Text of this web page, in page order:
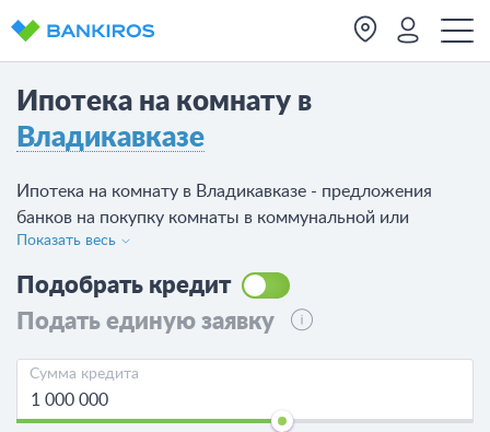
Ипотека на комнату в
Владикавказе
Ипотека на комнату в Владикавказе - предложения
банков на покупку комнаты в коммунальной или
обычной квартире. Сравните 34 предложения от 14
банков. Сравните все предложения, рассчитайте
переплату калькулятором и оформите ипотечный
кредит на комнату в Владикавказе.
Показать весь
Подобрать кредит
Подать единую заявку
Сумма кредита